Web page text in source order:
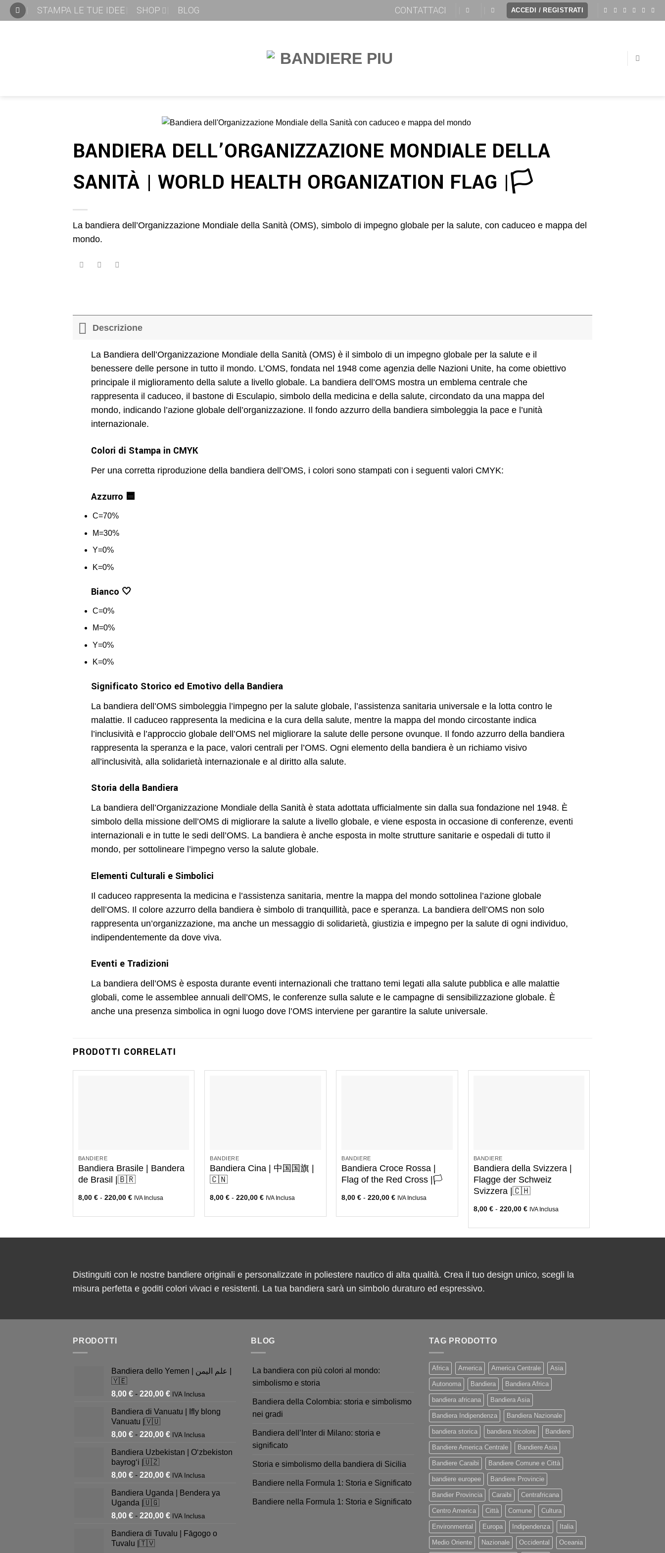
STAMPA LE TUE IDEE SHOP BLOG CONTATTACI ACCEDI / REGISTRATI
BANDIERA DELL’ORGANIZZAZIONE MONDIALE DELLA
SANITÀ | WORLD HEALTH ORGANIZATION FLAG |🏳️
La bandiera dell’Organizzazione Mondiale della Sanità (OMS), simbolo di impegno globale per la salute, con caduceo e mappa del
mondo.
Descrizione
La Bandiera dell’Organizzazione Mondiale della Sanità (OMS) è il simbolo di un impegno globale per la salute e il
benessere delle persone in tutto il mondo. L’OMS, fondata nel 1948 come agenzia delle Nazioni Unite, ha come obiettivo
principale il miglioramento della salute a livello globale. La bandiera dell’OMS mostra un emblema centrale che
rappresenta il caduceo, il bastone di Esculapio, simbolo della medicina e della salute, circondato da una mappa del
mondo, indicando l’azione globale dell’organizzazione. Il fondo azzurro della bandiera simboleggia la pace e l’unità
internazionale.
Colori di Stampa in CMYK
Per una corretta riproduzione della bandiera dell’OMS, i colori sono stampati con i seguenti valori CMYK:
Azzurro 🟦
C=70%
M=30%
Y=0%
K=0%
Bianco 🤍
C=0%
M=0%
Y=0%
K=0%
Significato Storico ed Emotivo della Bandiera
La bandiera dell’OMS simboleggia l’impegno per la salute globale, l’assistenza sanitaria universale e la lotta contro le
malattie. Il caduceo rappresenta la medicina e la cura della salute, mentre la mappa del mondo circostante indica
l’inclusività e l’approccio globale dell’OMS nel migliorare la salute delle persone ovunque. Il fondo azzurro della bandiera
rappresenta la speranza e la pace, valori centrali per l’OMS. Ogni elemento della bandiera è un richiamo visivo
all’inclusività, alla solidarietà internazionale e al diritto alla salute.
Storia della Bandiera
La bandiera dell’Organizzazione Mondiale della Sanità è stata adottata ufficialmente sin dalla sua fondazione nel 1948. È
simbolo della missione dell’OMS di migliorare la salute a livello globale, e viene esposta in occasione di conferenze, eventi
internazionali e in tutte le sedi dell’OMS. La bandiera è anche esposta in molte strutture sanitarie e ospedali di tutto il
mondo, per sottolineare l’impegno verso la salute globale.
Elementi Culturali e Simbolici
Il caduceo rappresenta la medicina e l’assistenza sanitaria, mentre la mappa del mondo sottolinea l’azione globale
dell’OMS. Il colore azzurro della bandiera è simbolo di tranquillità, pace e speranza. La bandiera dell’OMS non solo
rappresenta un’organizzazione, ma anche un messaggio di solidarietà, giustizia e impegno per la salute di ogni individuo,
indipendentemente da dove viva.
Eventi e Tradizioni
La bandiera dell’OMS è esposta durante eventi internazionali che trattano temi legati alla salute pubblica e alle malattie
globali, come le assemblee annuali dell’OMS, le conferenze sulla salute e le campagne di sensibilizzazione globale. È
anche una presenza simbolica in ogni luogo dove l’OMS interviene per garantire la salute universale.
PRODOTTI CORRELATI
BANDIERE
Bandiera Brasile | Bandera
de Brasil |🇧🇷
8,00 € - 220,00 € IVA Inclusa
BANDIERE
Bandiera Cina | 中国国旗 |
🇨🇳
8,00€ - 220,00€ IVA Inclusa
BANDIERE
Bandiera Croce Rossa |
Flag of the Red Cross |🏳️
8,00€ - 220,00€ IVA Inclusa
BANDIERE
Bandiera della Svizzera |
Flagge der Schweiz
Svizzera |🇨🇭
8,00 € - 220,00 € IVA Inclusa
Distinguiti con le nostre bandiere originali e personalizzate in poliestere nautico di alta qualità. Crea il tuo design unico, scegli la
misura perfetta e goditi colori vivaci e resistenti. La tua bandiera sarà un simbolo duraturo ed espressivo.
PRODOTTI
Bandiera dello Yemen | علم اليمن |
🇾🇪
8,00 € - 220,00 € IVA Inclusa
Bandiera di Vanuatu | Ifly blong
Vanuatu |🇻🇺
8,00 € - 220,00 € IVA Inclusa
Bandiera Uzbekistan | Oʻzbekiston
bayrogʻi |🇺🇿
8,00 € - 220,00 € IVA Inclusa
Bandiera Uganda | Bendera ya
Uganda |🇺🇬
8,00 € - 220,00 € IVA Inclusa
Bandiera di Tuvalu | Fāgogo o
Tuvalu |🇹🇻
BLOG
La bandiera con più colori al mondo:
simbolismo e storia
Bandiera della Colombia: storia e simbolismo
nei gradi
Bandiera dell’Inter di Milano: storia e
significato
Storia e simbolismo della bandiera di Sicilia
Bandiere nella Formula 1: Storia e Significato
Bandiere nella Formula 1: Storia e Significato
TAG PRODOTTO
Africa America America Centrale Asia
Autonoma Bandiera Bandiera Africa
bandiera africana Bandiera Asia
Bandiera Indipendenza Bandiera Nazionale
bandiera storica bandiera tricolore Bandiere
Bandiere America Centrale Bandiere Asia
Bandiere Caraibi Bandiere Comune e Città
bandiere europee Bandiere Provincie
Bandier Provincia Caraibi Centrafricana
Centro America Città Comune Cultura
Environmental Europa Indipendenza Italia
Medio Oriente Nazionale Occidental Oceania